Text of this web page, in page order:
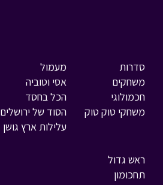
סדרות
משחקים
חכמולוגי
משחקי טוק טוק
מעמול
אסי וטוביה
הכל בחסד
הסוד של ירושלים
עלילות ארץ גושן
ראש גדול
תחכומון